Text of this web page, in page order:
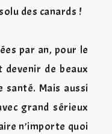
des canards !
par an, pour le
de beaux
santé. Mais aussi
grand sérieux
n’importe quoi